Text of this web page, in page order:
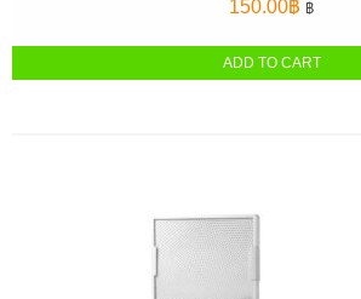
150.00฿ ฿
ADD TO CART